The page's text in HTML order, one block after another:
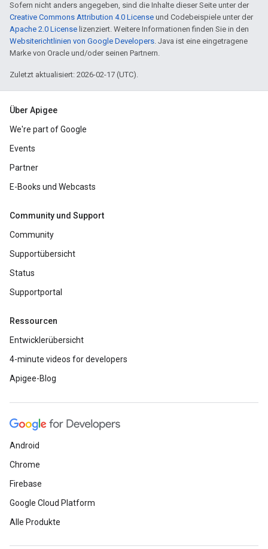
Sofern nicht anders angegeben, sind die Inhalte dieser Seite unter der
Creative Commons Attribution 4.0 License und Codebeispiele unter der
Apache 2.0 License lizenziert. Weitere Informationen finden Sie in den
Websiterichtlinien von Google Developers. Java ist eine eingetragene
Marke von Oracle und/oder seinen Partnern.
Zuletzt aktualisiert: 2026-02-17 (UTC).
Über Apigee
We're part of Google
Events
Partner
E-Books und Webcasts
Community und Support
Community
Supportübersicht
Status
Supportportal
Ressourcen
Entwicklerübersicht
4-minute videos for developers
Apigee-Blog
Android
Chrome
Firebase
Google Cloud Platform
Alle Produkte